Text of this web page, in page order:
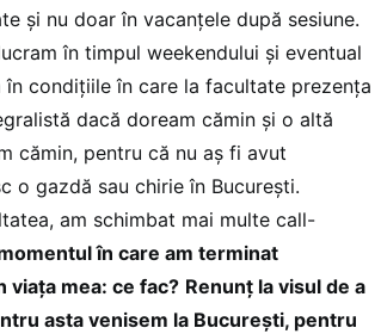
și nu doar în vacanțele după sesiune.
în timpul weekendului și eventual
condițiile în care la facultate prezența
dacă doream cămin și o altă
cămin, pentru că nu aș fi avut
o gazdă sau chirie în București.
am schimbat mai multe call-
în care am terminat
viața mea: ce fac? Renunț la visul de a
asta venisem la București, pentru